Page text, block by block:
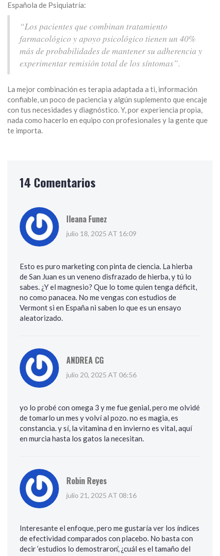
Española de Psiquiatría:
“Los pacientes que combinan tratamiento
farmacológico y apoyo psicológico tienen un 40%
más de probabilidades de mantener su adherencia y
experimentar remisión total de los síntomas”.
La mejor combinación es terapia adaptada a ti, información
confiable, un poco de paciencia y algún suplemento que encaje
con tus necesidades y diagnóstico. Y, por experiencia propia,
nada como hacerlo en equipo con profesionales y la gente que
te importa.
14 Comentarios
Ileana Funez
julio 18, 2025 AT 16:09
Esto es puro marketing con pinta de ciencia. La hierba
de San Juan es un veneno disfrazado de hierba, y tú lo
sabes. ¿Y el magnesio? Que lo tome quien tenga déficit,
no como panacea. No me vengas con estudios de
Vermont si en España ni saben lo que es un ensayo
aleatorizado.
ANDREA CG
julio 20, 2025 AT 06:56
yo lo probé con omega 3 y me fue genial, pero me olvidé
de tomarlo un mes y volví al pozo. no es magia, es
constancia. y sí, la vitamina d en invierno es vital, aquí
en murcia hasta los gatos la necesitan.
Robin Reyes
julio 21, 2025 AT 08:16
Interesante el enfoque, pero me gustaría ver los índices
de efectividad comparados con placebo. No basta con
decir ‘estudios lo demostraron’, ¿cuál es el tamaño del